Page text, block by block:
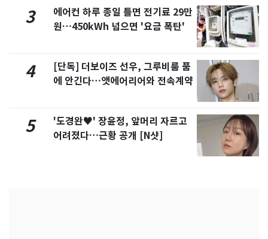
3
에어컨 하루 종일 틀면 전기료 29만
원…450kWh 넘으면 '요금 폭탄'
4
[단독] 더보이즈 선우, 그루비룸 품
에 안긴다…앳에어리어와 전속계약
5
'도경완♥' 장윤정, 앞머리 자르고
어려졌다…근황 공개 [N샷]